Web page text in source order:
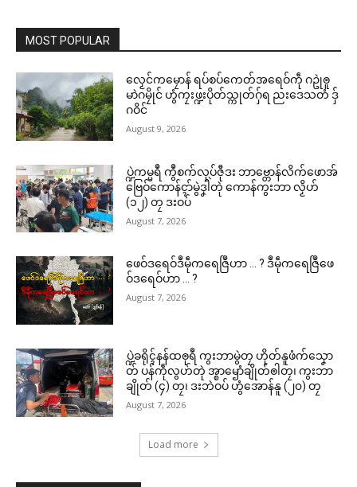
MOST POPULAR
လၟေင်ကမၠောန် ရပ်စပ်ကေတ်အရေဝ်ကဵု ဂဥုဲၜူ
မာဲဂမၠိုင် ဟွံကၠးဖ္ဍးပိုတ်သ္ကုတ်ဂှ်ရ ညးဒေသတံ ဒှ်
ဂဝိင်
August 9, 2026
ပ္ဍဲကမ္မရဳ ကွဳစက်လုပ်ဇီုဒး ဘာဗ္တောန်လိက်ဖောအ်
ဗြေဝ်ကောန်ၚာ်မွဲဒၞါဲတုဲ ကောန်ကွးဘာ လၟိဟ်
(၁၂) တၠ ဒးဝပ်
August 7, 2026
ဖေဝ်ဒရေဝ်ဒဳမဵုကရေဇြဳဟာ … ? ဒဳမဵုကရေဇြဳဖေ
ဝ်ဒရေဝ်ဟာ … ?
August 7, 2026
ပ္ဍဲခရိုၚ်နန်ထၜုရဳ ကွးဘာမွဲတၠ ဟိုတ်နူဖံက်သၞော
တ် ပန်ကဵုလွဟ်တုဲ အ္စာၝောံချိုတ်ၜါတၠ၊ ကွးဘာ
ချိုတ် (၄) တၠ၊ ဒးဘဲဝပ် ဟွံအောန်နူ (၂၀) တၠ
August 7, 2026
Load more